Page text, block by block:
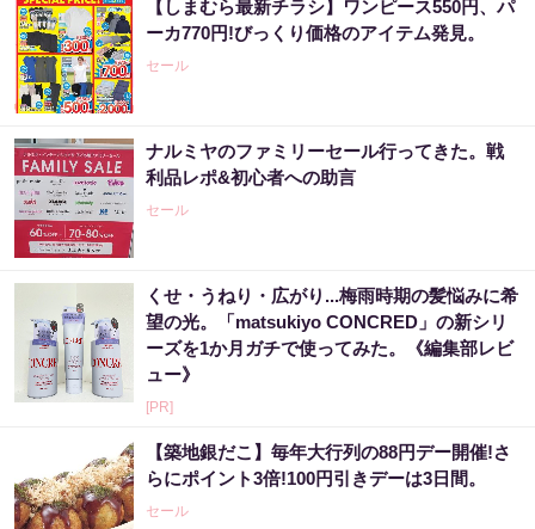
【しまむら最新チラシ】ワンピース550円、パ
ーカ770円!びっくり価格のアイテム発見。
セール
ナルミヤのファミリーセール行ってきた。戦
利品レポ&初心者への助言
セール
くせ・うねり・広がり...梅雨時期の髪悩みに希
望の光。「matsukiyo CONCRED」の新シリ
ーズを1か月ガチで使ってみた。《編集部レビ
ュー》
[PR]
【築地銀だこ】毎年大行列の88円デー開催!さ
らにポイント3倍!100円引きデーは3日間。
セール